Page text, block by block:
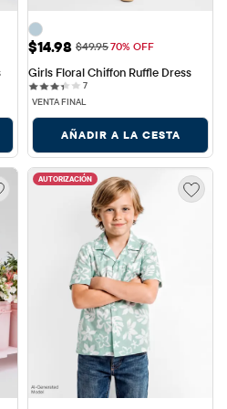
Precio de venta: $14.98
$14.98 Precio original: $49.95
$49.9570% OFF
Girls Floral Chiffon Ruffle Dress
77 reviews
VENTA FINAL
AÑADIR A LA CESTA
AUTORIZACIÓN